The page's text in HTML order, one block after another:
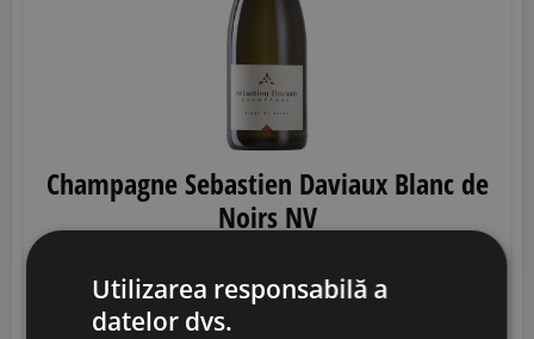
Champagne Sebastien Daviaux Blanc de
Noirs NV
Sebastien Daviaux • Franța• AOC Champagne
Utilizarea responsabilă a
datelor dvs.